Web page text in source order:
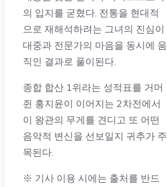
의 입지를 굳혔다. 전통을 현대적
으로 재해석하려는 그녀의 진심이
대중과 전문가의 마음을 동시에 움
직인 결과로 풀이된다.
종합 합산 1위라는 성적표를 거머
쥔 홍지윤이 이어지는 2차전에서
이 왕관의 무게를 견디고 또 어떤
음악적 변신을 선보일지 귀추가 주
목된다.
※ 기사 이용 시에는 출처를 반드